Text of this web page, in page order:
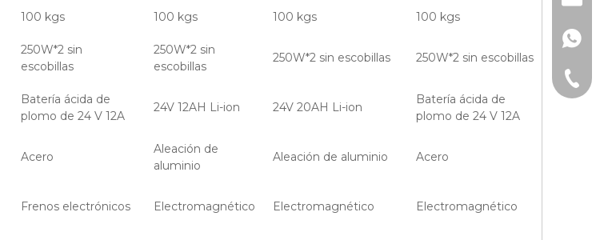
100 kgs 100 kgs 100 kgs 100 kgs
250W*2 sin
escobillas
250W*2 sin
escobillas
250W*2 sin escobillas 250W*2 sin escobillas
Batería ácida de
plomo de 24 V 12A
24V 12AH Li-ion 24V 20AH Li-ion
Batería ácida de
plomo de 24 V 12A
Acero
Aleación de
aluminio
Aleación de aluminio Acero
Frenos electrónicos Electromagnético Electromagnético Electromagnético
+86-
+86-